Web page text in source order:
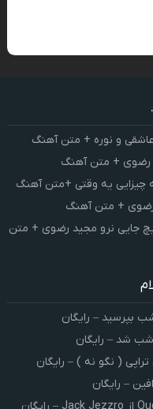
و نوره + متن آهنگ
رضوی + متن آهنگ
چیزایی یه وقتی +متن آهنگ
رضوی + متن آهنگ
جایی نرو مجید رضوی + متن
بپرسید – رایگان
شب شد – رایگان
( نگو نه ) – رایگان
– رایگان